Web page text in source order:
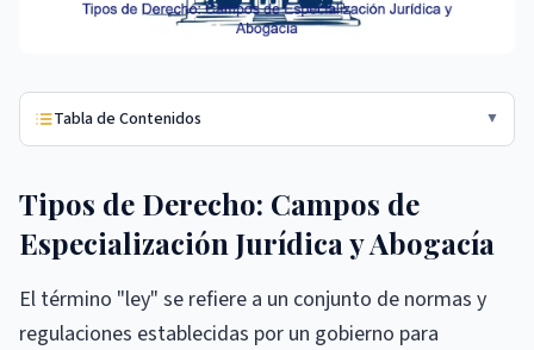
Tabla de Contenidos ▼
Tipos de Derecho: Campos de
Especialización Jurídica y Abogacía
El término "ley" se refiere a un conjunto de normas y
regulaciones establecidas por un gobierno para